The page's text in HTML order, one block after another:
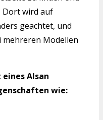
Dort wird auf
geachtet, und
mehreren Modellen
Alsan
wie: